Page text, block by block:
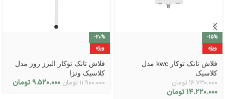
-15%
ویژه
فلاش تانک توکار kwc مدل
کلاسیک
۱۶.۷۳۰.۰۰۰ تومان
۱۴.۲۲۰.۰۰۰تومان
-20%
ویژه
فلاش تانک توکار البرز روز مدل
کلاسیک ونزا
۱۱.۹۰۰.۰۰۰ تومان ۹.۵۲۰.۰۰۰تومان